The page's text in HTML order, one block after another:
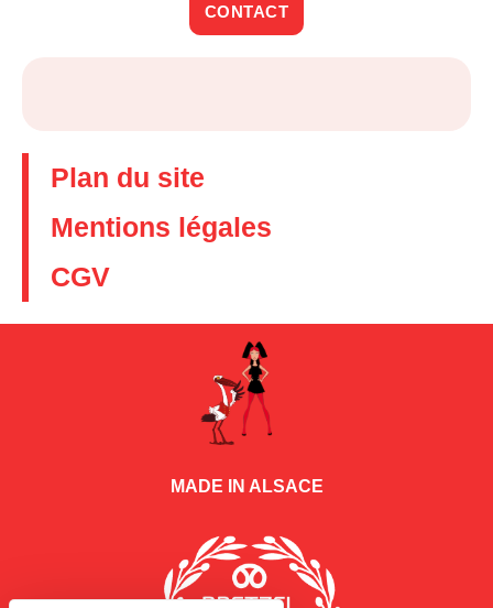
CONTACT
Plan du site
Mentions légales
CGV
MADE IN ALSACE